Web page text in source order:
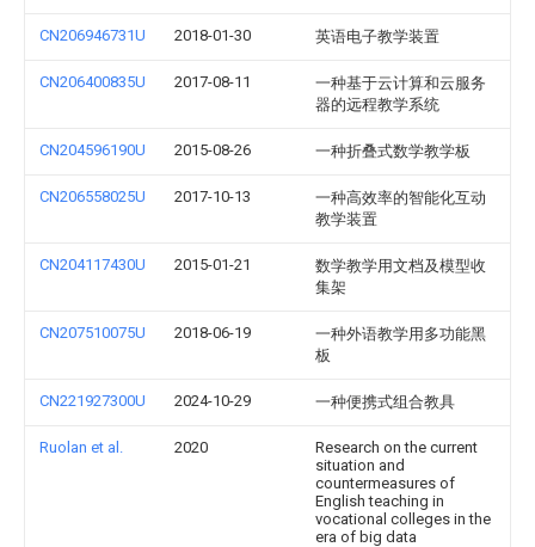
CN206946731U 2018-01-30 英语电子教学装置
CN206400835U 2017-08-11
一种基于云计算和云服务
器的远程教学系统
CN204596190U 2015-08-26 一种折叠式数学教学板
CN206558025U 2017-10-13
一种高效率的智能化互动
教学装置
CN204117430U 2015-01-21
数学教学用文档及模型收
集架
CN207510075U 2018-06-19
一种外语教学用多功能黑
板
CN221927300U 2024-10-29 一种便携式组合教具
Ruolan et al. 2020
Research on the current
situation and
countermeasures of
English teaching in
vocational colleges in the
era of big data